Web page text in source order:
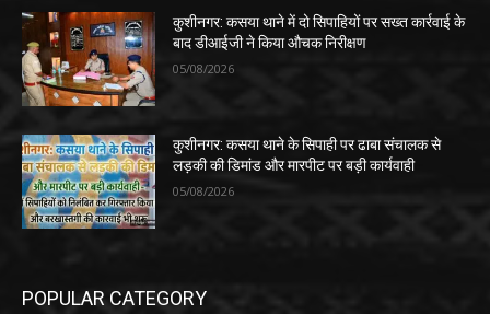
कुशीनगर: कसया थाने में दो सिपाहियों पर सख्त कार्रवाई के
बाद डीआईजी ने किया औचक निरीक्षण
05/08/2026
कुशीनगर: कसया थाने के सिपाही पर ढाबा संचालक से
लड़की की डिमांड और मारपीट पर बड़ी कार्यवाही
05/08/2026
POPULAR CATEGORY